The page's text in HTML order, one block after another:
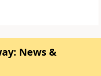
News &